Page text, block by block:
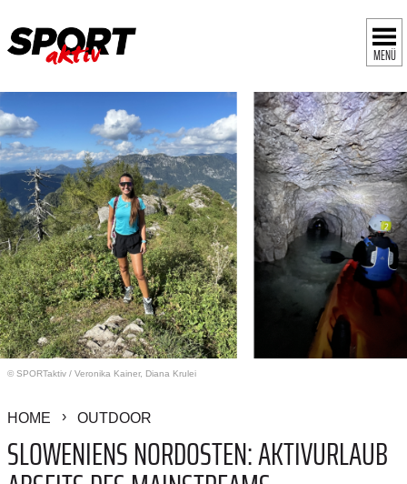
MENÜ
© SPORTaktiv / Veronika Kainer, Diana Krulei
HOME OUTDOOR
SLOWENIENS NORDOSTEN: AKTIVURLAUB